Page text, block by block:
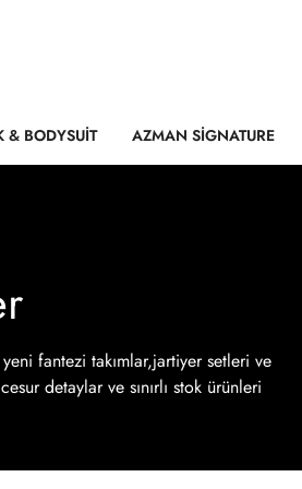
& BODYSUIT AZMAN SIGNATURE
fantezi takımlar,jartiyer setleri ve
detaylar ve sınırlı stok ürünleri